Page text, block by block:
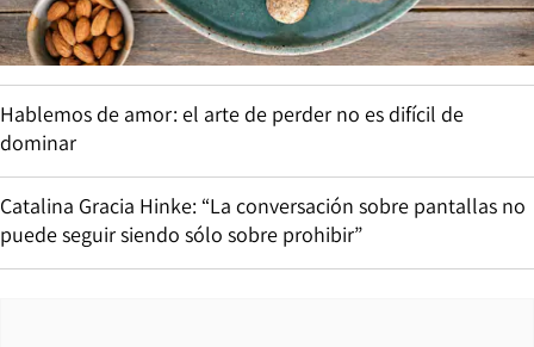
Hablemos de amor: el arte de perder no es difícil de
dominar
Catalina Gracia Hinke: “La conversación sobre pantallas no
puede seguir siendo sólo sobre prohibir”